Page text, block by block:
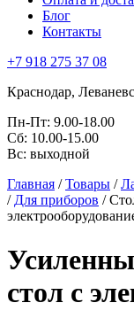
Блог
Контакты
+7 918 275 37 08
Краснодар,
Пн-Пт: 9.00-18.00
Сб: 10.00-15.00
Вс: выходной
Главная /Товары /
/ Для приборов /
стол с